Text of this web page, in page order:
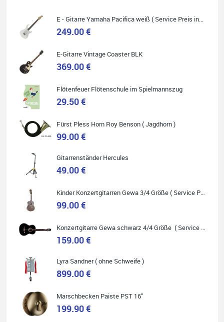
Quelle: Google-Rezension
Helene Balluff
Das Musikhaus Stöppel ist super!
Ich habe eine Westerngitarre gekauft.
Die Qualität und das Preis-Leistungsverhältnis sind erstaunlich.
möchte.
Carsten Spiegel
Ich war auf der Suche nach einem neuen Keyboard und bin
begeistert: ich bin super beraten worden, aktuell natürlich nur
telefonisch. Nachdem die Entscheidung zum Kauf gefallen war,
wurde alles zusammengestellt, so dass ich alles nur noch
abholen musste. Top!
E - Gitarre Yamaha Pacifica weiß ( Service Preis inkl. Werkstatt Service )
249.00 €
E-Gitarre Vintage Coaster BLK
369.00 €
Flötenfeuer Flötenschule im Spielmannszug
29.50 €
Fürst Pless Horn Roy Benson ( Jagdhorn )
99.00 €
Gitarrenständer Hercules
49.00 €
Kinder Konzertgitarren Gewa 3/4 Größe ( Service Preis inkl. Werkstatt Service )
99.00 €
Konzertgitarre Gewa schwarz 4/4 Größe ( Service Preis inkl. Werkstatt Service )
159.00 €
Lyra Sandner ( ohne Schweife )
899.00 €
Marschbecken Paiste PST 16"
199.90 €